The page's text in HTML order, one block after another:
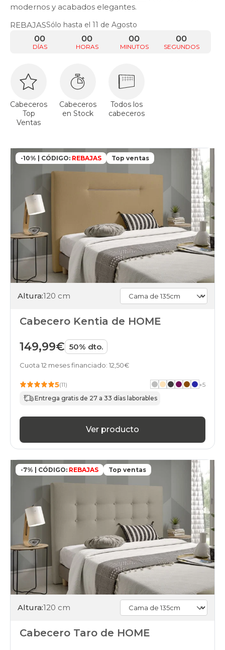
modernos y acabados elegantes.
REBAJASSólo hasta el 11 de Agosto
DÍAS
00
HORAS
00
MINUTOS
00
SEGUNDOS
00
Cabeceros
Top
Ventas
Cabeceros
en Stock
Todos los
cabeceros
-10% | CÓDIGO: REBAJAS Top ventas
Altura:120 cm
Cabecero Kentia de HOME
149,99€ 50% dto.
Cuota 12 meses financiado: 12,50€
5(11) +5
Entrega gratis de 27 a 33 días laborables
Ver producto
-7% | CÓDIGO: REBAJAS Top ventas
Altura:120 cm
Cabecero Taro de HOME